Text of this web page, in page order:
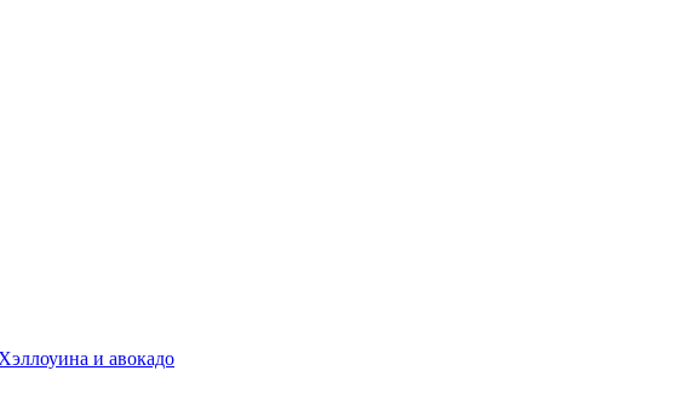
и авокадо